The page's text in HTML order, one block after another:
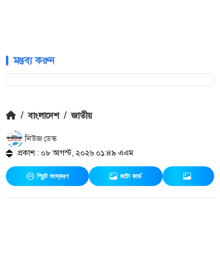
মন্তব্য করুন
/ বাংলাদেশ / জাতীয়
নিউজ ডেস্ক
প্রকাশ : ০৮ আগস্ট, ২০২৬ ০১:৪৯ এএম
প্রিন্ট সংস্করণ ফটো কার্ড